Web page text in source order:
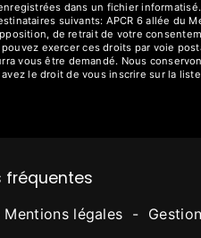
dans un fichier
suivants: APCR 6 allée du
de retrait de votre
exercer ces droits par voie
vous être demandé. Nous
le droit de vous inscrire sur la
fréquentes
Mentions légales -